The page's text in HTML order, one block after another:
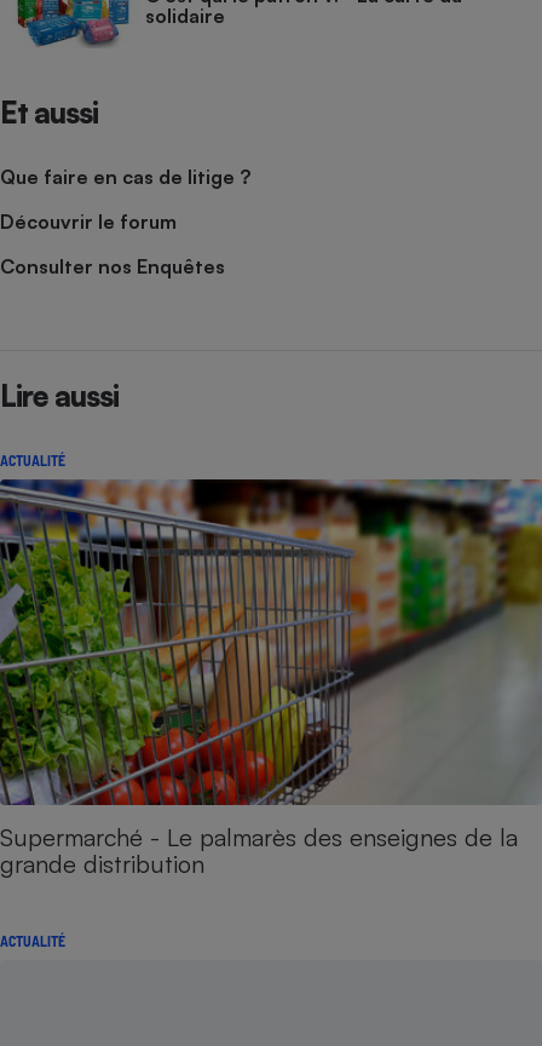
solidaire
Et aussi
Que faire en cas de litige ?
Découvrir le forum
Consulter nos Enquêtes
Lire aussi
ACTUALITÉ
Supermarché - Le palmarès des enseignes de la
grande distribution
ACTUALITÉ